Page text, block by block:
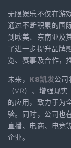
无限娱乐不仅在游
通过不断积累的国
到欧美、东南亚及
了进一步提升品牌
览、赛事及合作，
未来， K8凯发公司
（VR）、增强现
的应用，致力于为
验。同时，公司也
直播、电商、电竞
企业。